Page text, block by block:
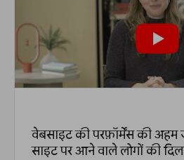
वेबसाइट की परफ़ॉर्मेंस की अहम
साइट पर आने वाले लोगों की